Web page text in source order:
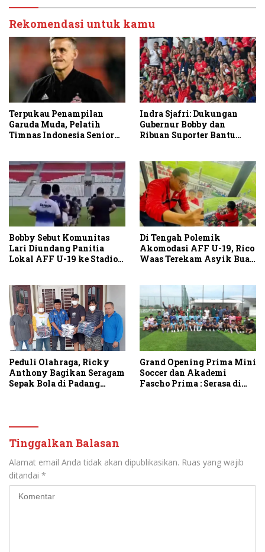
Rekomendasi untuk kamu
Terpukau Penampilan
Garuda Muda, Pelatih
Timnas Indonesia Senior
Indra Sjafri: Dukungan
Gubernur Bobby dan
Ribuan Suporter Bantu
Bobby Sebut Komunitas
Lari Diundang Panitia
Lokal AFF U-19 ke Stadion
Di Tengah Polemik
Akomodasi AFF U-19, Rico
Waas Terekam Asyik Buat
Peduli Olahraga, Ricky
Anthony Bagikan Seragam
Sepak Bola di Padang
Grand Opening Prima Mini
Soccer dan Akademi
Fascho Prima : Serasa di
Tinggalkan Balasan
Alamat email Anda tidak akan dipublikasikan. Ruas yang wajib
ditandai *